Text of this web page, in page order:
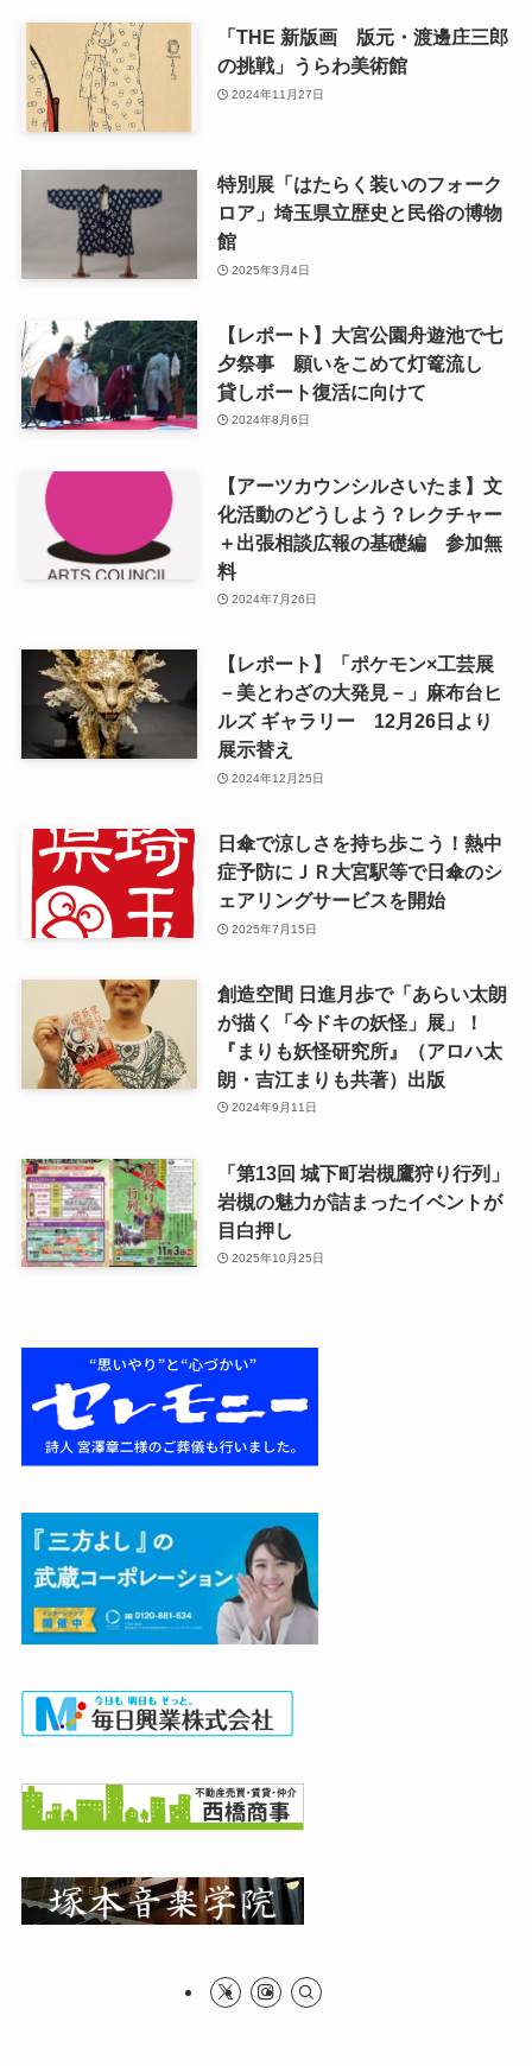
「THE 新版画 版元・渡邊庄三郎
の挑戦」うらわ美術館
2024年11月27日
特別展「はたらく装いのフォーク
ロア」埼玉県立歴史と民俗の博物
館
2025年3月4日
【レポート】大宮公園舟遊池で七
夕祭事 願いをこめて灯篭流し
貸しボート復活に向けて
2024年8月6日
【アーツカウンシルさいたま】文
化活動のどうしよう？レクチャー
＋出張相談広報の基礎編 参加無
料
2024年7月26日
【レポート】「ポケモン×工芸展
－美とわざの大発見－」麻布台ヒ
ルズ ギャラリー 12月26日より
展示替え
2024年12月25日
日傘で涼しさを持ち歩こう！熱中
症予防にＪＲ大宮駅等で日傘のシ
ェアリングサービスを開始
2025年7月15日
創造空間 日進月歩で「あらい太朗
が描く「今ドキの妖怪」展」！
『まりも妖怪研究所』（アロハ太
朗・吉江まりも共著）出版
2024年9月11日
「第13回 城下町岩槻鷹狩り行列」
岩槻の魅力が詰まったイベントが
目白押し
2025年10月25日